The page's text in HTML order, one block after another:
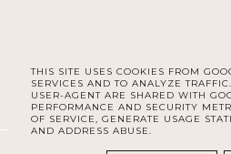
THIS SITE USES COOKIES FROM
SERVICES AND TO ANALYZE
USER-AGENT ARE SHARED WITH
PERFORMANCE AND SECURITY
OF SERVICE, GENERATE USAGE
AND ADDRESS ABUSE.